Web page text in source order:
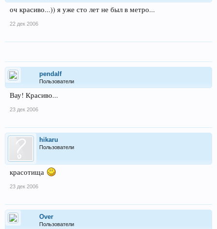
оч красиво...)) я уже сто лет не был в метро...
22 дек 2006
pendalf
Пользователи
Вау! Красиво...
23 дек 2006
hikaru
Пользователи
красотища
23 дек 2006
Over
Пользователи